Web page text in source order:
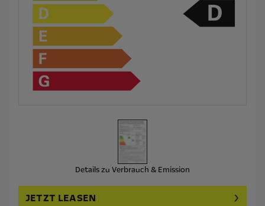
Details zu Verbrauch & Emission
JETZT LEASEN